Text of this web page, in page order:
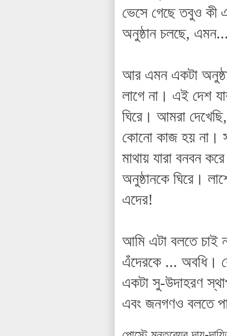
ভেসে গেছে তবুও কী
অনুষ্ঠান চলছে,
আর এমন একটা
লাগে না। এই দেশ
ঘিরে। আমরা
কোনো কাজ হয় না।
মাথায় যারা বনবন
অনুষ্ঠানকে ঘিরে।
এদের!
আমি এটা বলতে চাই
এঁদেরকে ... অবধি।
একটা সু-উদাহরণ
এবং জনগণও বলতে